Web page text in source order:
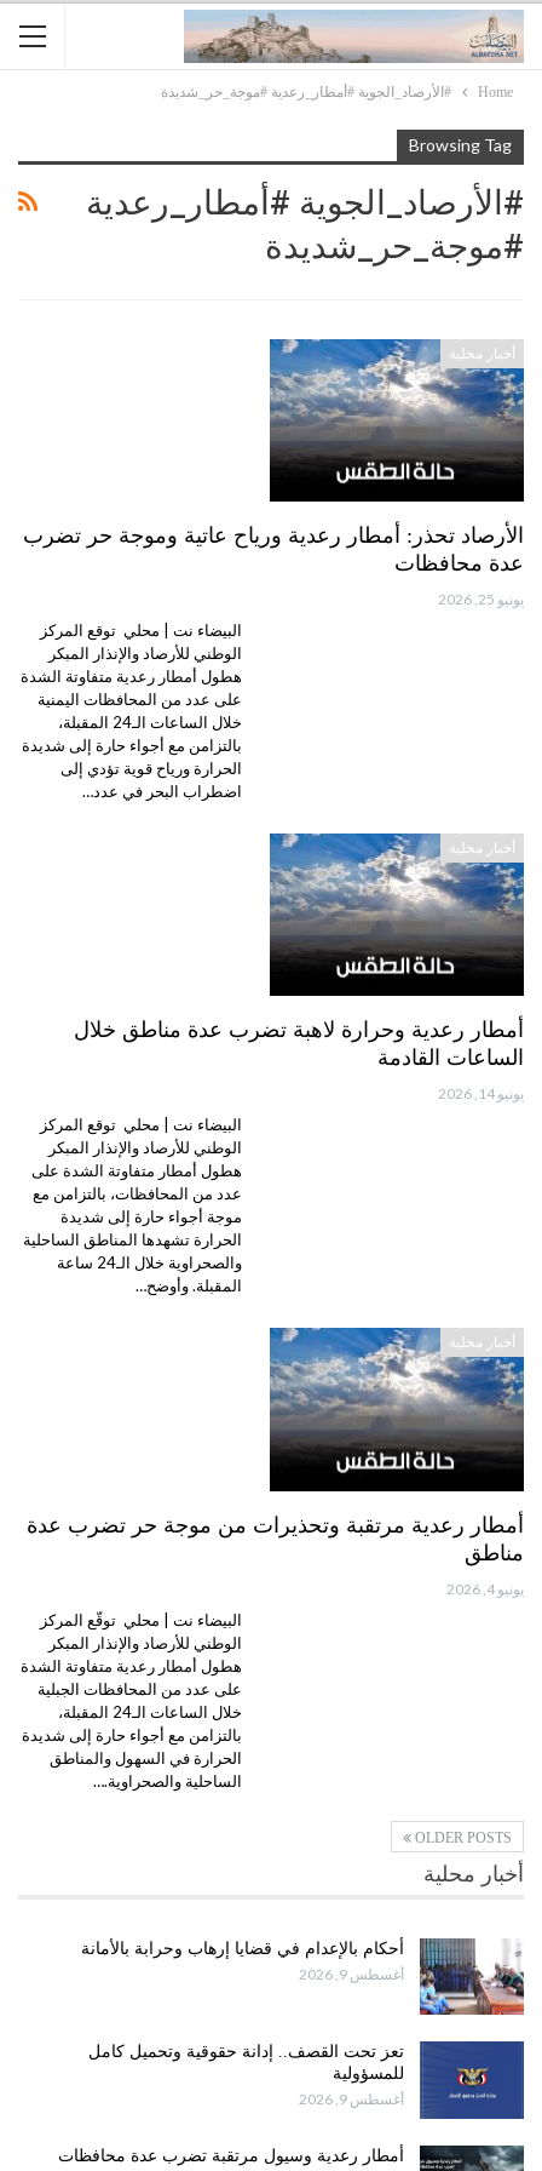
Home #الأرصاد_الجوية #أمطار_رعدية #موجة_حر_شديدة
Browsing Tag
#الأرصاد_الجوية #أمطار_رعدية
#موجة_حر_شديدة
أخبار محلية
الأرصاد تحذر: أمطار رعدية ورياح عاتية وموجة حر تضرب
عدة محافظات
يونيو 25, 2026
البيضاء نت | محلي توقع المركز
الوطني للأرصاد والإنذار المبكر
هطول أمطار رعدية متفاوتة الشدة
على عدد من المحافظات اليمنية
خلال الساعات الـ24 المقبلة،
بالتزامن مع أجواء حارة إلى شديدة
الحرارة ورياح قوية تؤدي إلى
اضطراب البحر في عدد…
أخبار محلية
أمطار رعدية وحرارة لاهبة تضرب عدة مناطق خلال
الساعات القادمة
يونيو 14, 2026
البيضاء نت | محلي توقع المركز
الوطني للأرصاد والإنذار المبكر
هطول أمطار متفاوتة الشدة على
عدد من المحافظات، بالتزامن مع
موجة أجواء حارة إلى شديدة
الحرارة تشهدها المناطق الساحلية
والصحراوية خلال الـ24 ساعة
المقبلة. وأوضح…
أخبار محلية
أمطار رعدية مرتقبة وتحذيرات من موجة حر تضرب عدة
مناطق
يونيو 4, 2026
البيضاء نت | محلي توقّع المركز
الوطني للأرصاد والإنذار المبكر
هطول أمطار رعدية متفاوتة الشدة
على عدد من المحافظات الجبلية
خلال الساعات الـ24 المقبلة،
بالتزامن مع أجواء حارة إلى شديدة
الحرارة في السهول والمناطق
الساحلية والصحراوية.…
OLDER POSTS
أخبار محلية
أحكام بالإعدام في قضايا إرهاب وحرابة بالأمانة
أغسطس 9, 2026
تعز تحت القصف.. إدانة حقوقية وتحميل كامل
للمسؤولية
أغسطس 9, 2026
أمطار رعدية وسيول مرتقبة تضرب عدة محافظات